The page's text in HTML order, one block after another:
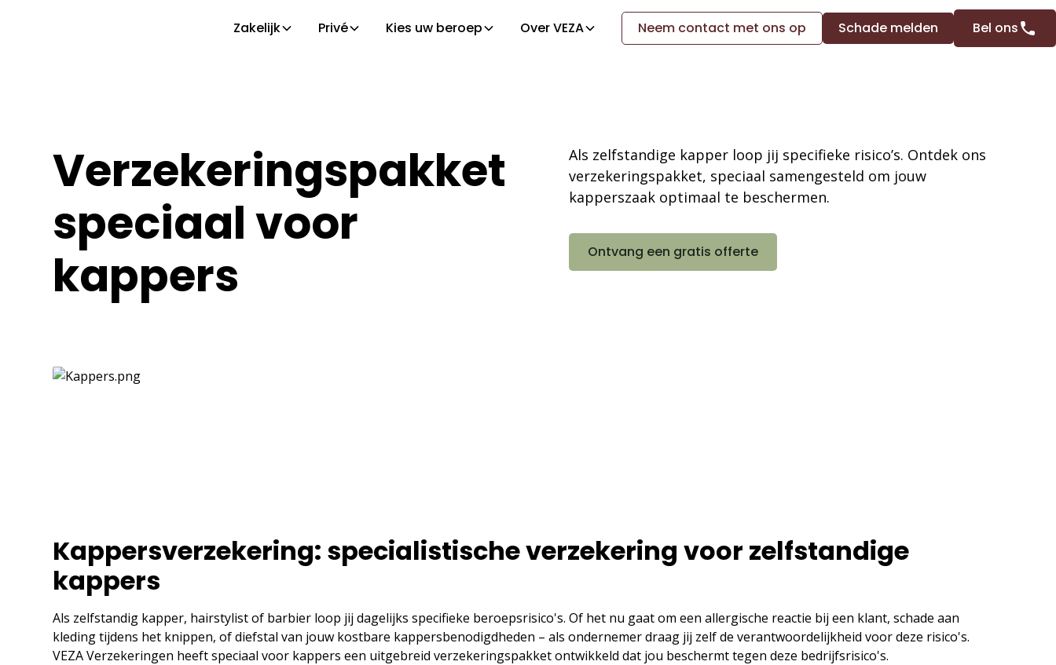
Zakelijk Privé Kies uw beroep Over VEZA Neem contact met ons op Schade melden Bel ons
Verzekeringspakket
speciaal voor
kappers
Als zelfstandige kapper loop jij specifieke risico’s. Ontdek ons
verzekeringspakket, speciaal samengesteld om jouw
kapperszaak optimaal te beschermen.
Ontvang een gratis offerte
Kappersverzekering: specialistische verzekering voor zelfstandige
kappers
Als zelfstandig kapper, hairstylist of barbier loop jij dagelijks specifieke beroepsrisico's. Of het nu gaat om een ​​allergische reactie bij een klant, schade aan
kleding tijdens het knippen, of diefstal van jouw kostbare kappersbenodigdheden – als ondernemer draag jij zelf de verantwoordelijkheid voor deze risico's.
VEZA Verzekeringen heeft speciaal voor kappers een uitgebreid verzekeringspakket ontwikkeld dat jou beschermt tegen deze bedrijfsrisico's.